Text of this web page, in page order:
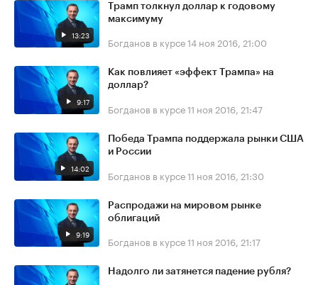
13:23
Трамп толкнул доллар к годовому
максимуму
Богданов в курсе14 ноя 2016, 21:00
9:17
Как повлияет «эффект Трампа» на
доллар?
Богданов в курсе11 ноя 2016, 21:47
14:02
Победа Трампа поддержала рынки США
и России
Богданов в курсе11 ноя 2016, 21:30
9:19
Распродажи на мировом рынке
облигаций
Богданов в курсе11 ноя 2016, 21:17
Надолго ли затянется падение рубля?